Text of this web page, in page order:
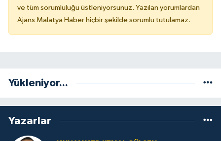
ve tüm sorumluluğu üstleniyorsunuz. Yazılan yorumlardan
Ajans Malatya Haber hiçbir şekilde sorumlu tutulamaz.
Yükleniyor...
Yazarlar